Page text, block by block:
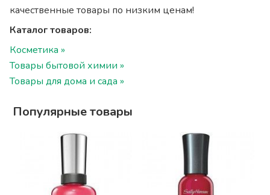
качественные товары по низким ценам!
Каталог товаров:
Косметика »
Товары бытовой химии »
Товары для дома и сада »
Популярные товары